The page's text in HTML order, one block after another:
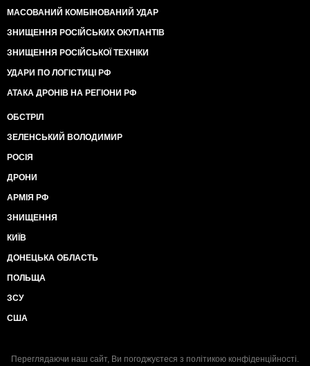
МАСОВАНИЙ КОМБІНОВАНИЙ УДАР
ЗНИЩЕННЯ РОСІЙСЬКИХ ОКУПАНТІВ
ЗНИЩЕННЯ РОСІЙСЬКОЇ ТЕХНІКИ
УДАРИ ПО ЛОГІСТИЦІ РФ
АТАКА ДРОНІВ НА РЕГІОНИ РФ
ОБСТРІЛ
ЗЕЛЕНСЬКИЙ ВОЛОДИМИР
РОСІЯ
ДРОНИ
АРМІЯ РФ
ЗНИЩЕННЯ
КИЇВ
ДОНЕЦЬКА ОБЛАСТЬ
ПОЛЬЩА
ЗСУ
США
Переглядаючи наш сайт, Ви погоджуєтеся з політикою конфіденційності.